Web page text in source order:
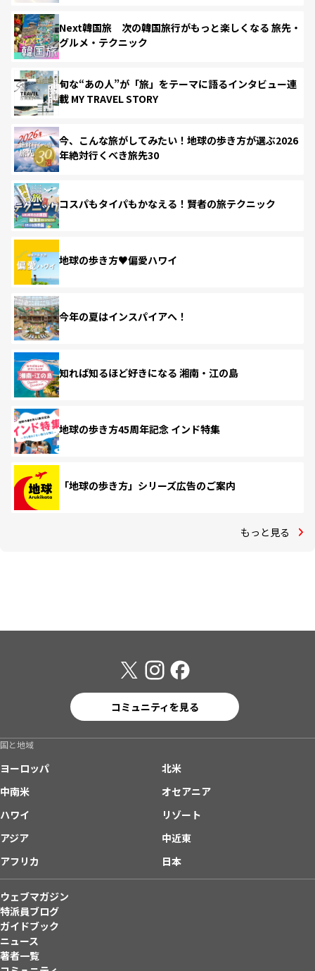
Next韓国旅 次の韓国旅行がもっと楽しくなる 旅先・
グルメ・テクニック
旬な“あの人”が「旅」をテーマに語るインタビュー連
載 MY TRAVEL STORY
今、こんな旅がしてみたい！地球の歩き方が選ぶ2026
年絶対行くべき旅先30
コスパもタイパもかなえる！賢者の旅テクニック
地球の歩き方♥偏愛ハワイ
今年の夏はインスパイアへ！
知れば知るほど好きになる 湘南・江の島
地球の歩き方45周年記念 インド特集
「地球の歩き方」シリーズ広告のご案内
もっと見る
コミュニティを見る
国と地域
ヨーロッパ
北米
中南米
オセアニア
ハワイ
リゾート
アジア
中近東
アフリカ
日本
ウェブマガジン
特派員ブログ
ガイドブック
ニュース
著者一覧